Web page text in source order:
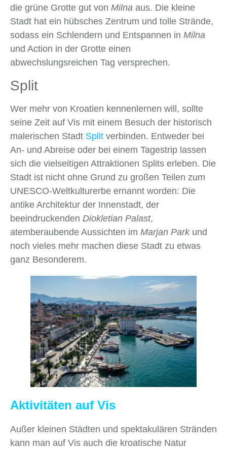
die grüne Grotte gut von Milna aus. Die kleine
Stadt hat ein hübsches Zentrum und tolle Strände,
sodass ein Schlendern und Entspannen in Milna
und Action in der Grotte einen
abwechslungsreichen Tag versprechen.
Split
Wer mehr von Kroatien kennenlernen will, sollte
seine Zeit auf Vis mit einem Besuch der historisch
malerischen Stadt Split verbinden. Entweder bei
An- und Abreise oder bei einem Tagestrip lassen
sich die vielseitigen Attraktionen Splits erleben. Die
Stadt ist nicht ohne Grund zu großen Teilen zum
UNESCO-Weltkulturerbe ernannt worden: Die
antike Architektur der Innenstadt, der
beeindruckenden Diokletian Palast,
atemberaubende Aussichten im Marjan Parkund
noch vieles mehr machen diese Stadt zu etwas
ganz Besonderem.
Aktivitäten auf Vis
Außer kleinen Städten und spektakulären Stränden
kann man auf Vis auch die kroatische Natur